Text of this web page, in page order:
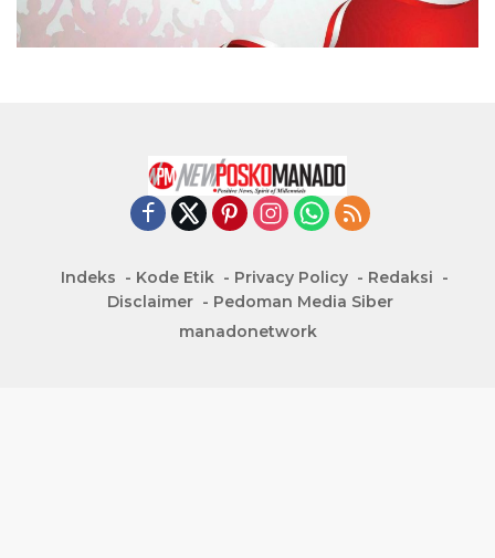
Indeks Kode Etik Privacy Policy
Redaksi
Disclaimer
Pedoman Media Siber
manadonetwork